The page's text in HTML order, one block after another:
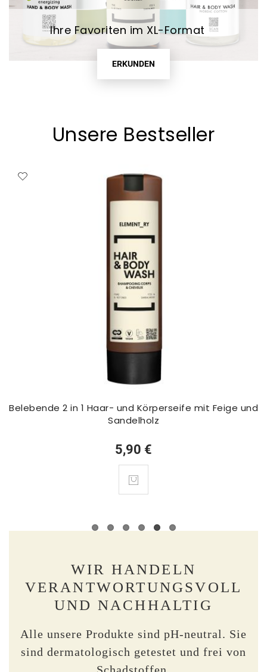
Ihre Favoriten im XL-Format
ERKUNDEN
Unsere Bestseller
Belebende 2 in 1 Haar- und Körperseife mit Feige und
Sandelholz
5,90 €
WIR HANDELN
VERANTWORTUNGSVOLL
UND NACHHALTIG
Alle unsere Produkte sind pH-neutral. Sie
sind dermatologisch getestet und frei von